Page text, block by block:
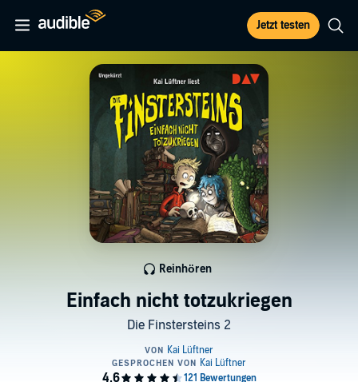
Jetzt testen
Einfach nicht totzukriegen
Die Finstersteins 2
Reinhören